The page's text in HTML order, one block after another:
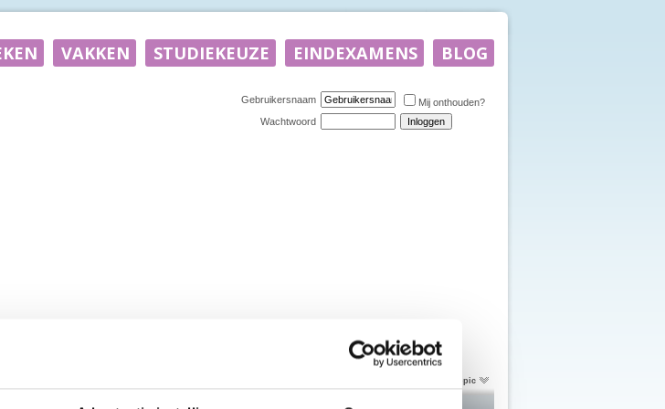
Gebruikersnaam
Mij onthouden?
Wachtwoord
Zoek in deze topic